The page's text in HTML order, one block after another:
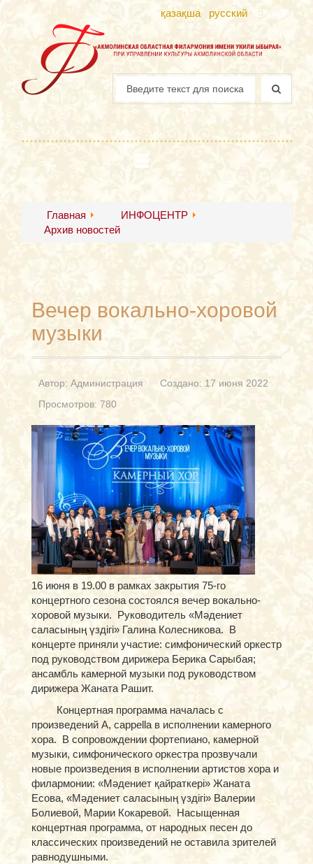
қазақша русский English
Главная
ИНФОЦЕНТР
Архив новостей
Вечер вокально-хоровой
музыки
Автор: Администрация
Создано: 17 июня 2022
Просмотров: 780
16 июня в 19.00 в рамках закрытия 75-го
концертного сезона состоялся вечер вокально-
хоровой музыки. Руководитель «Мәдениет
саласының үздігі» Галина Колесникова. В
концерте приняли участие: симфонический оркестр
под руководством дирижера Берика Сарыбая;
ансамбль камерной музыки под руководством
дирижера Жаната Рашит.
Концертная программа началась с
произведений A, cappella в исполнении камерного
хора. В сопровождении фортепиано, камерной
музыки, симфонического оркестра прозвучали
новые произведения в исполнении артистов хора и
филармонии: «Мәдениет қайраткері» Жаната
Есова, «Мәдениет саласының үздігі» Валерии
Болиевой, Марии Кокаревой. Насыщенная
концертная программа, от народных песен до
классических произведений не оставила зрителей
равнодушными.